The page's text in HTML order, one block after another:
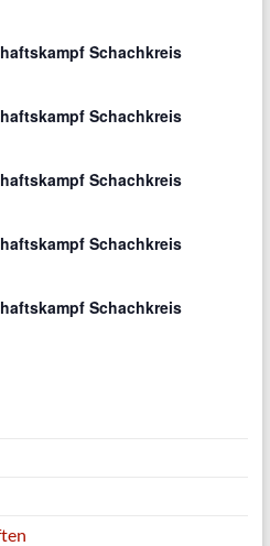
Schachkreis
Schachkreis
Schachkreis
Schachkreis
Schachkreis